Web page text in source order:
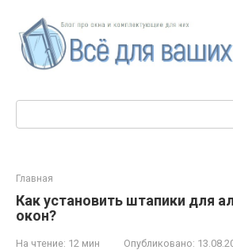
контенту
Главная
Как установить штапики для
окон?
На чтение: 12 мин Опубликовано: